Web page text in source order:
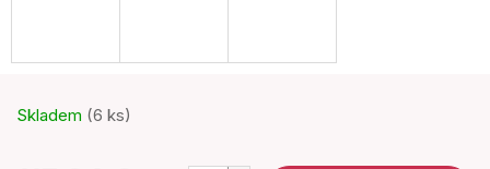
Skladem (6 ks)